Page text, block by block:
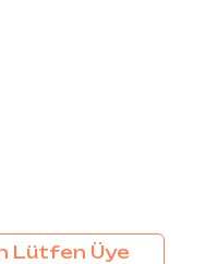
Lütfen Üye